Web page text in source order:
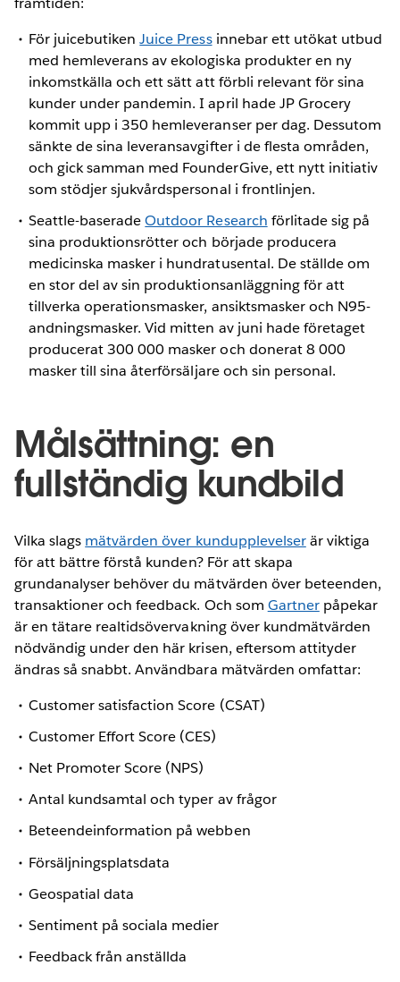
För juicebutikenJuice Pressinnebar ett utökat utbud
med hemleverans av ekologiska produkter en ny
inkomstkälla och ett sätt att förbli relevant för sina
kunder under pandemin. I april hade JP Grocery
kommit upp i 350 hemleveranser per dag. Dessutom
sänkte de sina leveransavgifter i de flesta områden,
och gick samman med FounderGive, ett nytt initiativ
som stödjer sjukvårdspersonal i frontlinjen.
Seattle-baseradeOutdoor Research förlitade sig på
sina produktionsrötter och började producera
medicinska masker i hundratusental. De ställde om
en stor del av sin produktionsanläggning för att
tillverka operationsmasker, ansiktsmasker och N95-
andningsmasker. Vid mitten av juni hade företaget
producerat 300 000 masker och donerat 8 000
masker till sina återförsäljare och sin personal.
Målsättning: en
fullständig kundbild
Vilka slags mätvärden över kundupplevelserär viktiga
för att bättre förstå kunden? För att skapa
grundanalyser behöver du mätvärden över beteenden,
transaktioner och feedback. Och som Gartnerpåpekar
är en tätare realtidsövervakning över kundmätvärden
nödvändig under den här krisen, eftersom attityder
ändras så snabbt. Användbara mätvärden omfattar:
Customer satisfaction Score (CSAT)
Customer Effort Score (CES)
Net Promoter Score (NPS)
Antal kundsamtal och typer av frågor
Beteendeinformation på webben
Försäljningsplatsdata
Geospatial data
Sentiment på sociala medier
Feedback från anställda